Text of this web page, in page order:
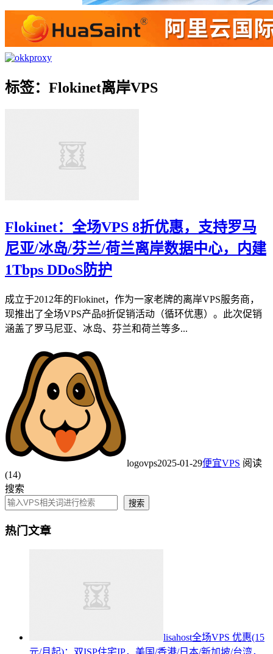
标签：Flokinet离岸VPS
Flokinet：全场VPS 8折优惠，支持罗马
尼亚/冰岛/芬兰/荷兰离岸数据中心，内建
1Tbps DDoS防护
成立于2012年的Flokinet，作为一家老牌的离岸VPS服务商，
现推出了全场VPS产品8折促销活动（循环优惠）。此次促销
涵盖了罗马尼亚、冰岛、芬兰和荷兰等多...
logovps2025-01-29便宜VPS 阅读
(14)
搜索
搜索
热门文章
lisahost全场VPS 优惠(15
元/月起)：双ISP住宅IP，美国/香港/日本/新加坡/台湾，